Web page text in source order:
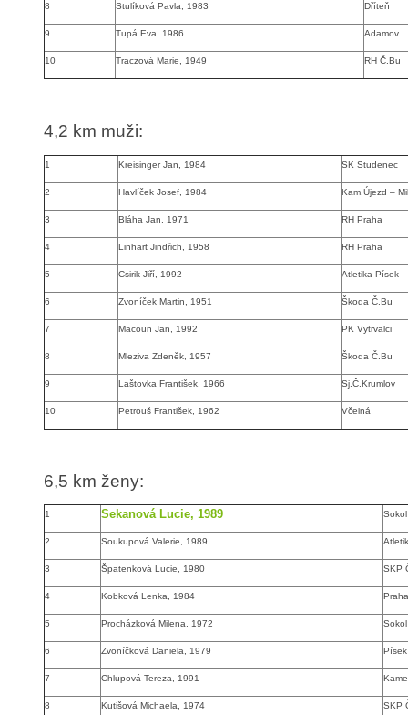
8 Stulíková Pavla, 1983 Dříteň
9 Tupá Eva, 1986 Adamov
10 Traczová Marie, 1949 RH Č.Bu
4,2 km muži:
1 Kreisinger Jan, 1984 SK Studenec
2 Havlíček Josef, 1984 Kam.Újezd –
3 Bláha Jan, 1971 RH Praha
4 Linhart Jindřich, 1958 RH Praha
5 Csirik Jiří, 1992 Atletika Písek
6 Zvoníček Martin, 1951 Škoda Č.Bu
7 Macoun Jan, 1992 PK Vytrvalci
8 Mleziva Zdeněk, 1957 Škoda Č.Bu
9 Laštovka František, 1966 Sj.Č.Krumlov
10 Petrouš František, 1962 Včelná
6,5 km ženy:
1 Sekanová Lucie, 1989
2 Soukupová Valerie, 1989
3 Špatenková Lucie, 1980 SKP
4 Kobková Lenka, 1984 Praha
5 Procházková Milena, 1972
6 Zvoníčková Daniela, 1979 Písek
7 Chlupová Tereza, 1991
8 Kutišová Michaela, 1974 SKP